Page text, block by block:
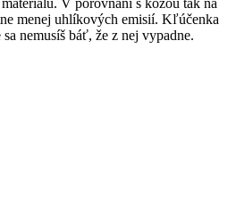
menej uhlíkových emisií. Kľúčenka
nemusíš báť, že z nej vypadne.